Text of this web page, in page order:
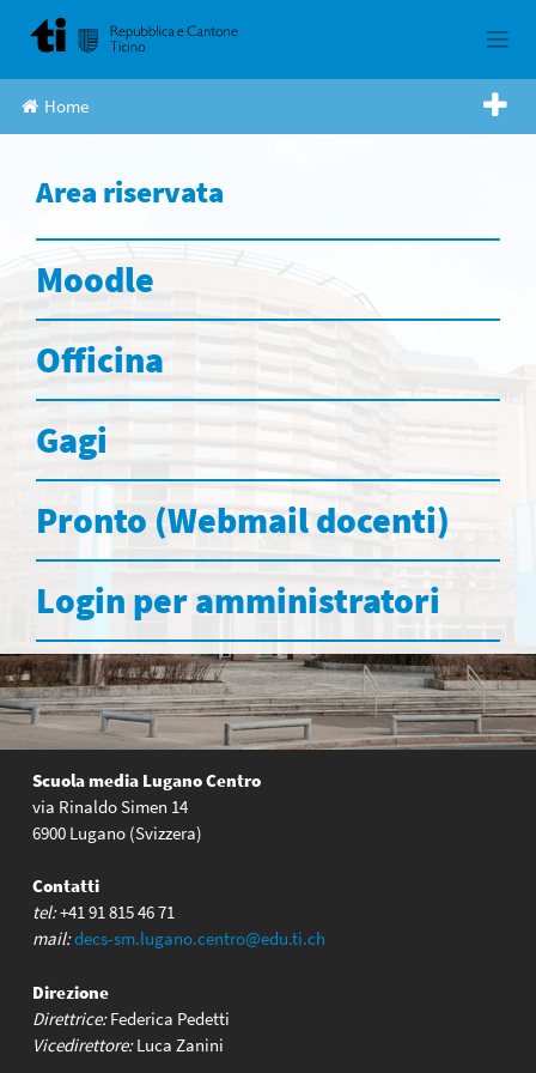
Home
Area riservata
Moodle
Officina
Gagi
Pronto (Webmail docenti)
Login per amministratori
Scuola media Lugano Centro
via Rinaldo Simen 14
6900 Lugano (Svizzera)
Contatti
tel:+41 91 815 46 71
mail:decs-sm.lugano.centro@edu.ti.ch
Direzione
Direttrice:Federica Pedetti
Vicedirettore:Luca Zanini